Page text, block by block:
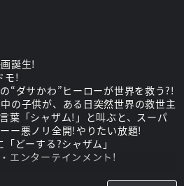
誕生!
モ!
“ダサかわ”ヒーローが世界を救う?!
の子供が、ある日突然世界の救世主
葉「シャザム!」と叫ぶと、スーパ
ー悪ノリ全開!やりたい放題!
どーする?シャザム」
エンターテインメント!